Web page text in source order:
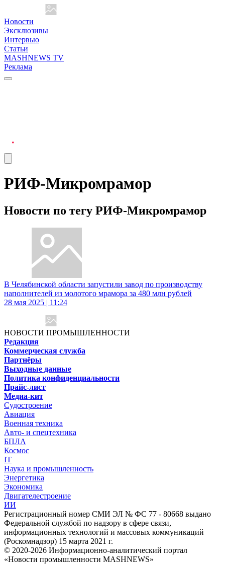
Новости
Эксклюзивы
Интервью
Статьи
MASHNEWS TV
Реклама
РИФ-Микромрамор
Новости по тегу РИФ-Микромрамор
В Челябинской области запустили завод по производству
наполнителей из молотого мрамора за 480 млн рублей
28 мая 2025 | 11:24
НОВОСТИ ПРОМЫШЛЕННОСТИ
Редакция
Коммерческая служба
Партнёры
Выходные данные
Политика конфиденциальности
Прайс-лист
Медиа-кит
Судостроение
Авиация
Военная техника
Авто- и спецтехника
БПЛА
Космос
IT
Наука и промышленность
Энергетика
Экономика
Двигателестроение
ИИ
Регистрационный номер СМИ ЭЛ № ФС 77 - 80668 выдано
Федеральной службой по надзору в сфере связи,
информационных технологий и массовых коммуникаций
(Роскомнадзор) 15 марта 2021 г.
© 2020-2026 Информационно-аналитический портал
«Новости промышленности MASHNEWS»